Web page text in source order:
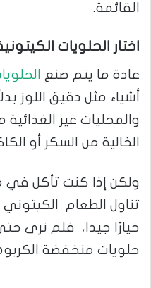
القائمة.
اختار الحلويات
عادة ما يتم صنع
أشياء مثل دقيق اللوز
والمحليات غير
الخالية من السكر أو
ولكن إذا كنت تأكل
تناول الطعام
خيارًا جيدا، فلم نرى
حلويات منخفضة